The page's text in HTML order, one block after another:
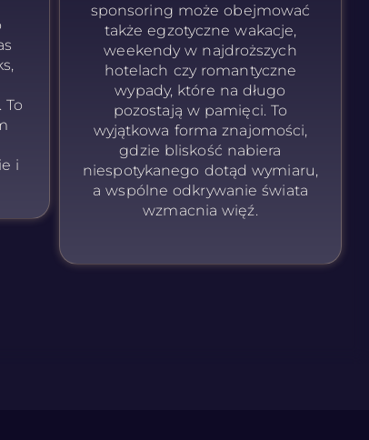
i
sponsoring może obejmować
także egzotyczne wakacje,
weekendy w najdroższych
hotelach czy romantyczne
wypady, które na długo
pozostają w pamięci. To
wyjątkowa forma znajomości,
gdzie bliskość nabiera
niespotykanego dotąd wymiaru,
a wspólne odkrywanie świata
wzmacnia więź.